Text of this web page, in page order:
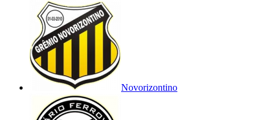
Novorizontino